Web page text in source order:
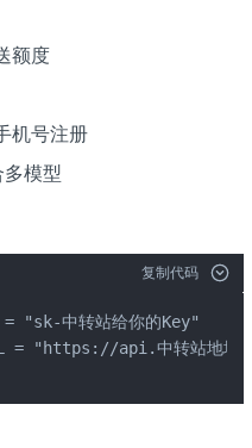
额度
机号注册
模型
复制代码
= "sk-中转站给你的Key"
= "https://api.中转站地址